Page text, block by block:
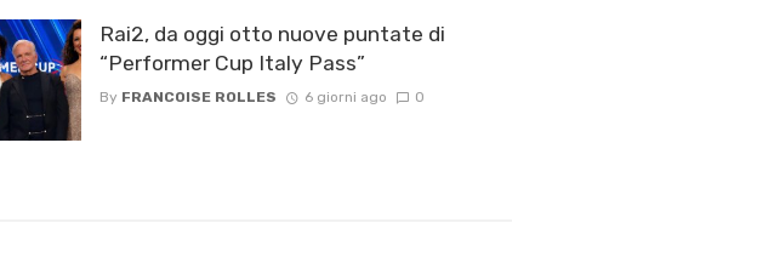
Rai2, da oggi otto nuove puntate di
“Performer Cup Italy Pass”
By FRANCOISE ROLLES 6 giorni ago 0